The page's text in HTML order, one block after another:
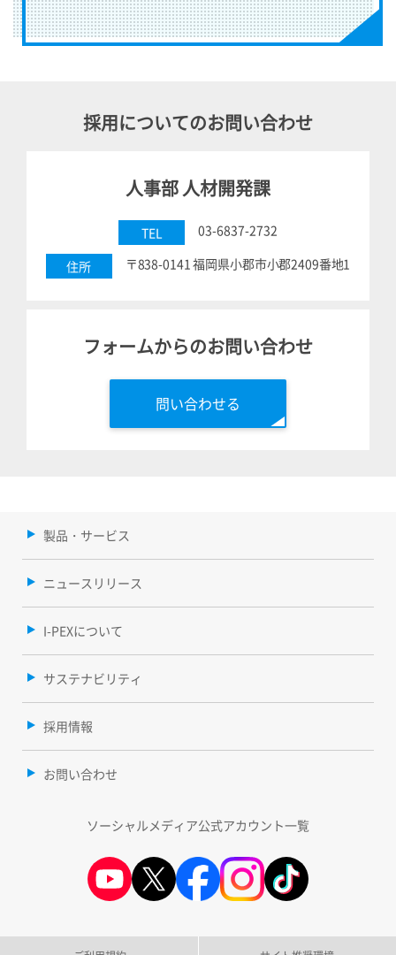
採用についてのお問い合わせ
人事部 人材開発課
TEL 03-6837-2732
住所 〒838-0141 福岡県小郡市小郡2409番地1
フォームからのお問い合わせ
問い合わせる
製品・サービス
ニュースリリース
I-PEXについて
サステナビリティ
採用情報
お問い合わせ
ソーシャルメディア公式アカウント一覧